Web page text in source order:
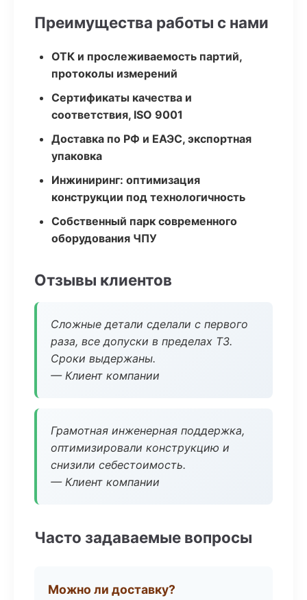
Преимущества работы с нами
ОТК и прослеживаемость партий,
протоколы измерений
Сертификаты качества и
соответствия, ISO 9001
Доставка по РФ и ЕАЭС, экспортная
упаковка
Инжиниринг: оптимизация
конструкции под технологичность
Собственный парк современного
оборудования ЧПУ
Отзывы клиентов
Сложные детали сделали с первого
раза, все допуски в пределах ТЗ.
Сроки выдержаны.
— Клиент компании
Грамотная инженерная поддержка,
оптимизировали конструкцию и
снизили себестоимость.
— Клиент компании
Часто задаваемые вопросы
Можно ли доставку?